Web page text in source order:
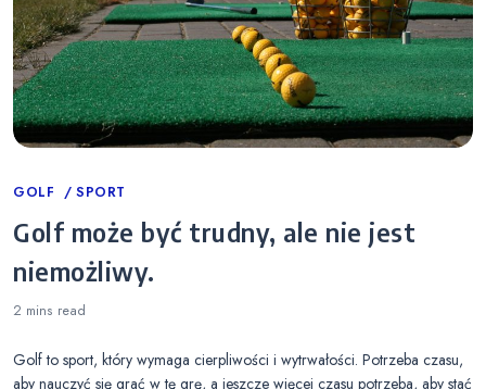
Categories
GOLF SPORT
Golf może być trudny, ale nie jest
niemożliwy.
2 mins read
Golf to sport, który wymaga cierpliwości i wytrwałości. Potrzeba czasu,
aby nauczyć się grać w tę grę, a jeszcze więcej czasu potrzeba, aby stać